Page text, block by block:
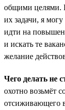
общими целями.
их задачи, я
идти на
и искать те
желание
Чего делать не
охотно возьмёт
отсиживающего